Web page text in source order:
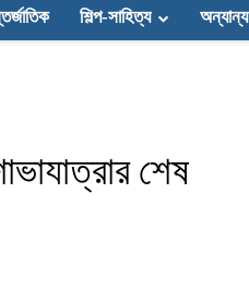
শিল্প-সাহিত্য অন্যান্য
শেষ